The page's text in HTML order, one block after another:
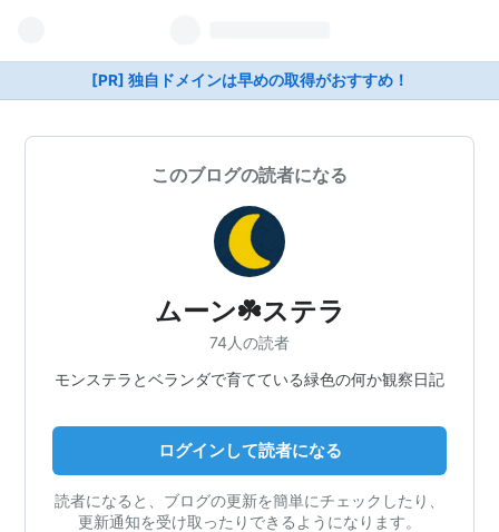
[PR] 独自ドメインは早めの取得がおすすめ！
このブログの読者になる
ムーン☘️ステラ
74人の読者
モンステラとベランダで育てている緑色の何か観察日記
ログインして読者になる
読者になると、ブログの更新を簡単にチェックしたり、
更新通知を受け取ったりできるようになります。